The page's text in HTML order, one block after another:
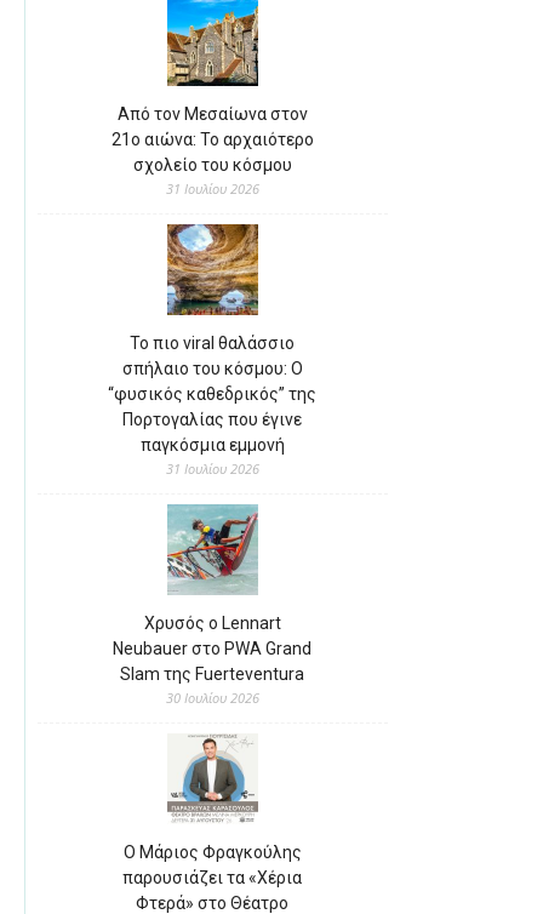
Από τον Μεσαίωνα στον
21ο αιώνα: Το αρχαιότερο
σχολείο του κόσμου
31 Ιουλίου 2026
Το πιο viral θαλάσσιο
σπήλαιο του κόσμου: Ο
“φυσικός καθεδρικός” της
Πορτογαλίας που έγινε
παγκόσμια εμμονή
31 Ιουλίου 2026
Χρυσός ο Lennart
Neubauer στο PWA Grand
Slam της Fuerteventura
30 Ιουλίου 2026
Ο Μάριος Φραγκούλης
παρουσιάζει τα «Χέρια
Φτερά» στο Θέατρο